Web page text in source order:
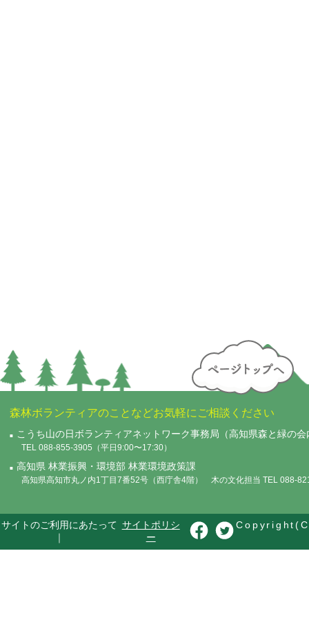
森林ボランティアのことなどお気軽にご相談ください
こうち山の日ボランティアネットワーク事務局（高知県森と緑の会
TEL 088-855-3905（平日9:00〜17:30）
高知県 林業振興・環境部 林業環境政策課
高知県高知市丸ノ内1丁目7番52号（西庁舎4階） 木の文化担当 TEL 088-
サイトのご利用にあたって
｜
サイトポリシ
ー